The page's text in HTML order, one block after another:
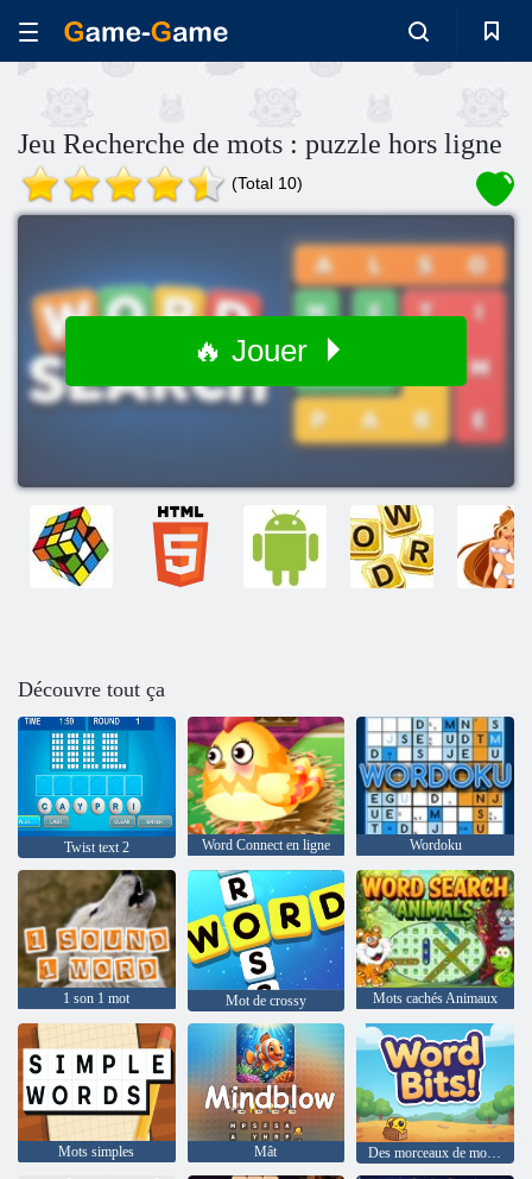
Jeu Recherche de mots : puzzle hors ligne
(Total 10)
🔥 Jouer
Découvre tout ça
Twist text 2 Word Connect en ligne Wordoku
1 son 1 mot Mot de crossy Mots cachés Animaux
Mots simples Mât Des morceaux de mots !